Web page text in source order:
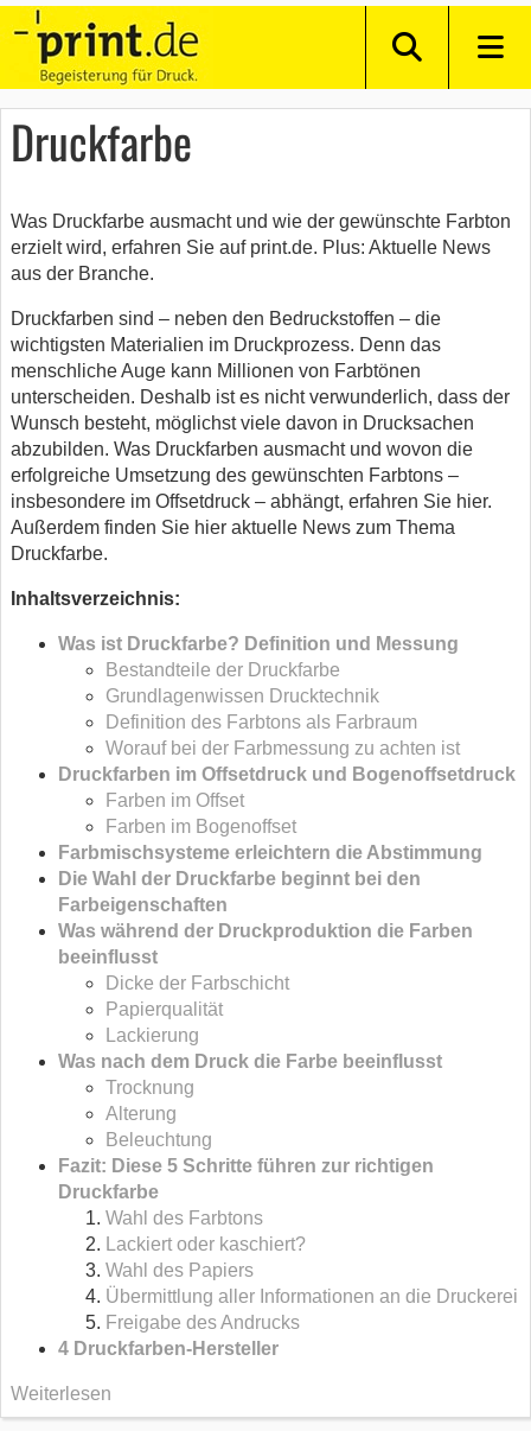
Druckfarbe
Was Druckfarbe ausmacht und wie der gewünschte Farbton
erzielt wird, erfahren Sie auf print.de. Plus: Aktuelle News
aus der Branche.
Druckfarben sind – neben den Bedruckstoffen – die
wichtigsten Materialien im Druckprozess. Denn das
menschliche Auge kann Millionen von Farbtönen
unterscheiden. Deshalb ist es nicht verwunderlich, dass der
Wunsch besteht, möglichst viele davon in Drucksachen
abzubilden. Was Druckfarben ausmacht und wovon die
erfolgreiche Umsetzung des gewünschten Farbtons –
insbesondere im Offsetdruck – abhängt, erfahren Sie hier.
Außerdem finden Sie hier aktuelle News zum Thema
Druckfarbe.
Inhaltsverzeichnis:
Was ist Druckfarbe? Definition und Messung
Bestandteile der Druckfarbe
Grundlagenwissen Drucktechnik
Definition des Farbtons als Farbraum
Worauf bei der Farbmessung zu achten ist
Druckfarben im Offsetdruck und Bogenoffsetdruck
Farben im Offset
Farben im Bogenoffset
Farbmischsysteme erleichtern die Abstimmung
Die Wahl der Druckfarbe beginnt bei den
Farbeigenschaften
Was während der Druckproduktion die Farben
beeinflusst
Dicke der Farbschicht
Papierqualität
Lackierung
Was nach dem Druck die Farbe beeinflusst
Trocknung
Alterung
Beleuchtung
Fazit: Diese 5 Schritte führen zur richtigen
Druckfarbe
Wahl des Farbtons
Lackiert oder kaschiert?
Wahl des Papiers
Übermittlung aller Informationen an die Druckerei
Freigabe des Andrucks
4 Druckfarben-Hersteller
Weiterlesen